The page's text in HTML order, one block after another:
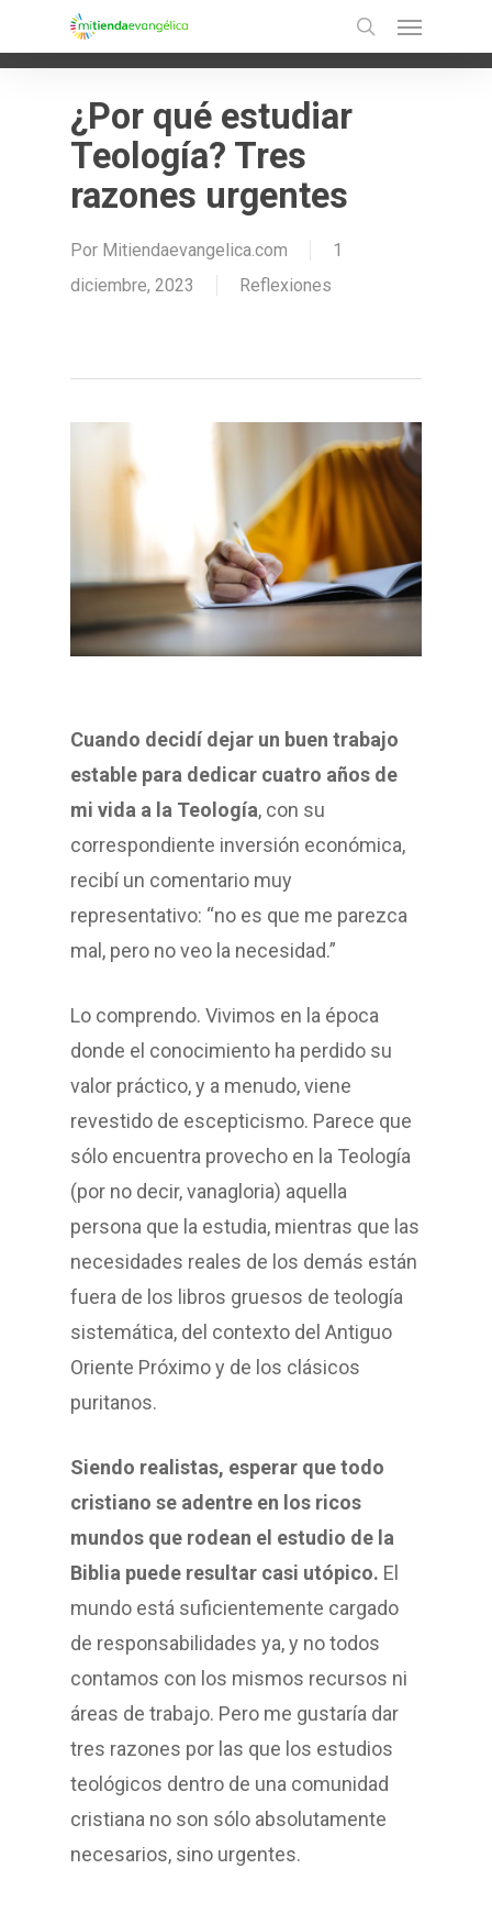
to
search
¿Por qué estudiar
Teología? Tres
razones urgentes
Por Mitiendaevangelica.com
1
diciembre, 2023
Reflexiones
Cuando decidí dejar un buen trabajo
estable para dedicar cuatro años de
mi vida a la Teología, con su
correspondiente inversión económica,
recibí un comentario muy
representativo: “no es que me parezca
mal, pero no veo la necesidad.”
Lo comprendo. Vivimos en la época
donde el conocimiento ha perdido su
valor práctico, y a menudo, viene
revestido de escepticismo. Parece que
sólo encuentra provecho en la Teología
(por no decir, vanagloria) aquella
persona que la estudia, mientras que las
necesidades reales de los demás están
fuera de los libros gruesos de teología
sistemática, del contexto del Antiguo
Oriente Próximo y de los clásicos
puritanos.
Siendo realistas, esperar que todo
cristiano se adentre en los ricos
mundos que rodean el estudio de la
Biblia puede resultar casi utópico. El
mundo está suficientemente cargado
de responsabilidades ya, y no todos
contamos con los mismos recursos ni
áreas de trabajo. Pero me gustaría dar
tres razones por las que los estudios
teológicos dentro de una comunidad
cristiana no son sólo absolutamente
necesarios, sino urgentes.
Ir a la versión móvil